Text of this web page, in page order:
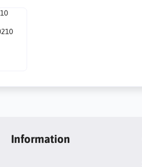
Information